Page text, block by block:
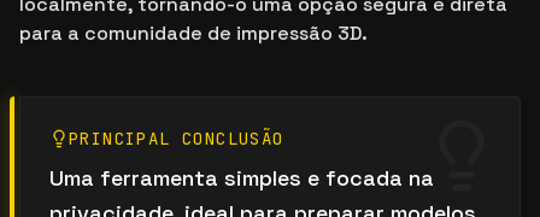
para a comunidade de impressão 3D.
PRINCIPAL CONCLUSÃO
Uma ferramenta simples e focada na